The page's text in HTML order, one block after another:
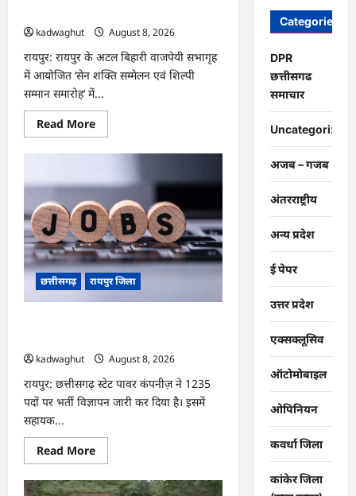
kadwaghut
August 8, 2026
रायपुर: रायपुर के अटल बिहारी वाजपेयी सभागृह
में आयोजित ‘सेन शक्ति सम्मेलन एवं शिल्पी
सम्मान समारोह’ में...
Read MoreRead
more
CG
‘सेन
शक्ति
सम्मेलन
एवं
शिल्पी
सम्मान
समारोह’
में
मुख्यमंत्री
साय
शामिल
छत्तीसगढ़ रायपुर जिला
kadwaghut
August 8, 2026
रायपुर: छत्तीसगढ़ स्टेट पावर कंपनीज़ ने 1235
पदों पर भर्ती विज्ञापन जारी कर दिया है। इसमें
सहायक...
Read MoreRead
more
CG
Categories
DPR
छत्तीसगढ
समाचार
Uncategorized
अजब – गजब
अंतरराष्ट्रीय
अन्य प्रदेश
ई पेपर
उत्तर प्रदेश
एक्सक्लूसिव
ऑटोमोबाइल
ओपिनियन
कवर्धा जिला
कांकेर जिला